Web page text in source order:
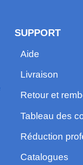
SUPPORT
Aide
Livraison
Retour et
Tableau des
Réduction
Catalogues